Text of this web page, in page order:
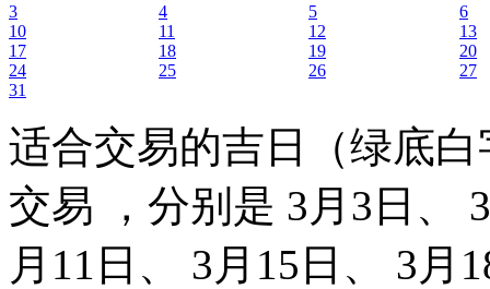
3 4 5
6
10
11 12
13
17
18 19
20
24
25 26
27
31
适合交易的吉日（绿底白
交易 ，分别是 3月3日、
月11日、 3月15日、 3月